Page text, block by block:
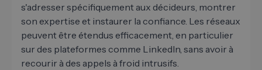
s'adresser spécifiquement aux décideurs, montrer
son expertise et instaurer la confiance. Les réseaux
peuvent être étendus efficacement, en particulier
sur des plateformes comme LinkedIn, sans avoir à
recourir à des appels à froid intrusifs.